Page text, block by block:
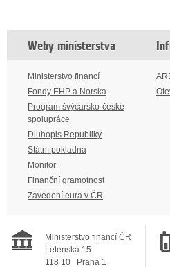
Weby ministerstva
Ministerstvo financí
Fondy EHP a Norska
Program švýcarsko-české
spolupráce
Dluhopis Republiky
Státní pokladna
Monitor
Finanční gramotnost
Zavedení eura v ČR
Ministerstvo financí ČR
Letenská 15
118 10
Praha 1